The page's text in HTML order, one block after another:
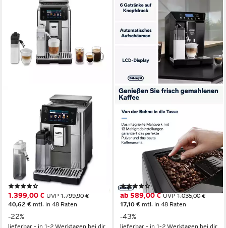
Kaffeevollautomat
Primadonna Aromatic
ECAM630.75.TM - 35 eiskalte
& heiße Kaffeerezepte
500 g Bohnenkapazität
19 bar
Pumpendruck
Touch-Bedienung Bedienung
1.399,00 € UVP 1.799,90 €
40,62 € mtl. in 48 Raten
-22%
lieferbar - in 1-2 Werktagen bei dir
DE'LONGHI
ECAM46.860.B - Espresso,
(Long) Coffee, Cappuccino,
Latte
Bohnenkapazität
Pumpendruck
Sensortasten
Bedienung
(467)
ab 589,00 € UVP 1.035,00 €
17,10 € mtl. in 48 Raten
-43%
lieferbar - in 1-2 Werktagen bei dir